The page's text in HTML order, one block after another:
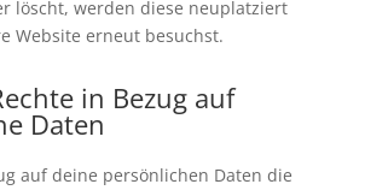
löscht, werden diese neuplatziert
Website erneut besuchst.
in Bezug auf
Daten
auf deine persönlichen Daten die